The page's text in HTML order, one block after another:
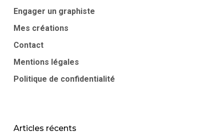
Engager un graphiste
Mes créations
Contact
Mentions légales
Politique de confidentialité
Articles récents